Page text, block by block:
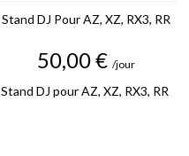
Stand DJ Pour AZ, XZ, RX3, RR
Prix
50,00 € /jour
Stand DJ pour AZ, XZ, RX3, RR